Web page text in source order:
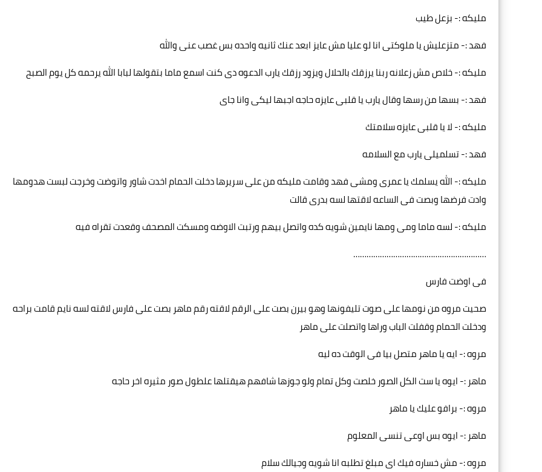
مليكه :- بزعل طيب
فهد :- متزعليش يا ملوكتى انا لو عليا مش عايز ابعد عنك ثانيه واحده بس غصب عنى والله
مليكه :- خلاص مش زعلانه ربنا يرزقك بالحلال ويزود رزقك يارب الدعوه دى كنت اسمع ماما بتقولها لبابا الله يرحمه كل يوم الصبح
فهد :- بسها من رسها وقال يارب يا قلبى عايزه حاجه اجبها ليكى وانا جاى
مليكه :- لا يا قلبى عايزه سلامتك
فهد :- تسلميلى يارب مع السلامه
مليكه :- الله يسلمك يا عمرى ومشى فهد وقامت مليكه من على سريرها دخلت الحمام اخدت شاور واتوضت وخرجت لبست هدومها
وادت فرضها وبصت فى الساعه لاقتها لسه بدرى قالت
مليكه :- لسه ماما ومى ومها نايمين شويه كده واتصل بيهم ورتبت الاوضه ومسكت المصحف وقعدت تقراه فيه
……………………………………………………
فى اوضت فارس
صحيت مروه من نومها على صوت تليفونها وهو بيرن بصت على الرقم لاقته رقم ماهر بصت على فارس لاقته لسه نايم قامت براحه
ودخلت الحمام وقفلت الباب وراها واتصلت على ماهر
مروه :- ايه يا ماهر متصل بيا فى الوقت ده ليه
ماهر :- ايوه يا ست الكل الصور خلصت وكل تمام ولو جوزها شافهم هيقتلها علطول صور مثيره اخر حاجه
مروه :- برافو عليك يا ماهر
ماهر :- ايوه بس اوعى تنسى المعلوم
مروه :- مش خساره فيك اى مبلغ تطلبه انا شويه وجيالك سلام